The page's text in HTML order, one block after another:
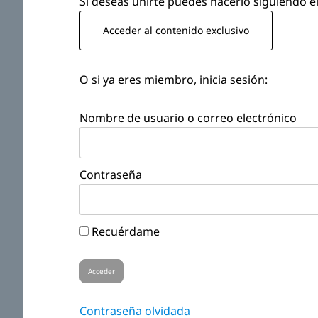
Acceder al contenido exclusivo
O si ya eres miembro, inicia sesión:
Nombre de usuario o correo electrónico
Contraseña
Recuérdame
Contraseña olvidada